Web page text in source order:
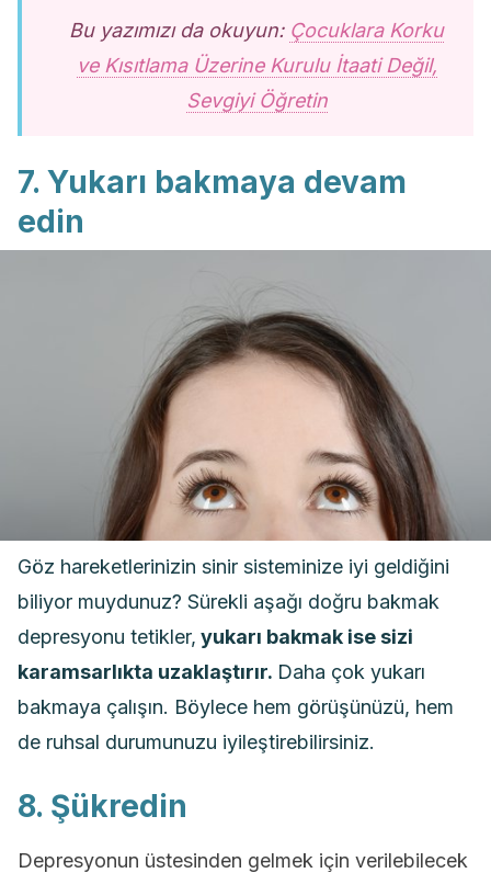
Bu yazımızı da okuyun: Çocuklara Korku
ve Kısıtlama Üzerine Kurulu İtaati Değil,
Sevgiyi Öğretin
7. Yukarı bakmaya devam
edin
Göz hareketlerinizin sinir sisteminize iyi geldiğini
biliyor muydunuz? Sürekli aşağı doğru bakmak
depresyonu tetikler, yukarı bakmak ise sizi
karamsarlıkta uzaklaştırır. Daha çok yukarı
bakmaya çalışın. Böylece hem görüşünüzü, hem
de ruhsal durumunuzu iyileştirebilirsiniz.
8. Şükredin
Depresyonun üstesinden gelmek için verilebilecek